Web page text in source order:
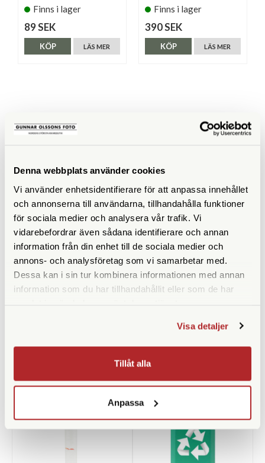
Denna webbplats använder cookies
Vi använder enhetsidentifierare för att anpassa innehållet
och annonserna till användarna, tillhandahålla funktioner
för sociala medier och analysera vår trafik. Vi
vidarebefordrar även sådana identifierare och annan
information från din enhet till de sociala medier och
annons- och analysföretag som vi samarbetar med.
Dessa kan i sin tur kombinera informationen med annan
information som du har tillhandahållit eller som de har
Visa detaljer
Tillåt alla
Anpassa
Finns i lager
89 SEK
LÄS MER
KÖP
Finns i lager
390 SEK
LÄS MER
KÖP
ANDRA KÖPTE ÄVEN
Kemiförvaring 1000ml Adox
Adox ADOFIX Plus Fixer 100